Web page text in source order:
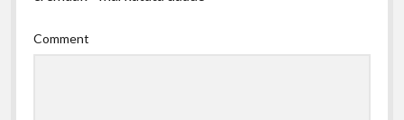
Comment